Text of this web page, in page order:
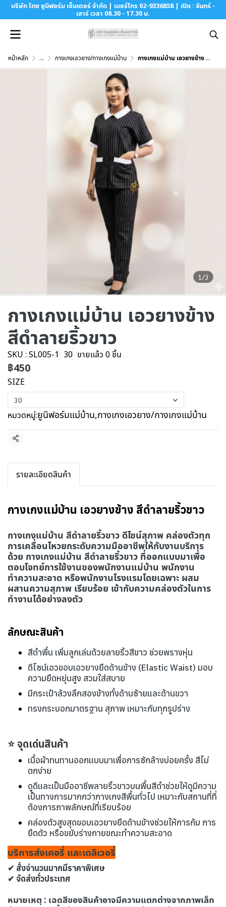
บริษัท ไทย ยูนิฟอร์ม เซ็นเตอร์ จำกัด | เบอร์โทร 02-9336858 | เปิด : จันทร์ -
เสาร์ เวลา 08.30 - 17.30 น.
หน้าหลัก ... กางเกงเอวยาง/กางเกงแม่บ้าน กางเกงแม่บ้าน เอวยางข้าง สีดำลายริ้วขาว
1/3
กางเกงแม่บ้าน เอวยางข้าง
สีดำลายริ้วขาว
SKU : SL005-1 30 ขายแล้ว 0 ชิ้น
฿450
SIZE
30
หมวดหมู่:ยูนิฟอร์มแม่บ้าน,กางเกงเอวยาง/กางเกงแม่บ้าน
แชร์
รายละเอียดสินค้า
กางเกงแม่บ้าน เอวยางข้าง สีดำลายริ้วขาว
กางเกงแม่บ้าน สีดำลายริ้วขาว ดีไซน์สุภาพ คล่องตัวทุก
การเคลื่อนไหวยกระดับความมืออาชีพให้กับงานบริการ
ด้วย กางเกงแม่บ้าน สีดำลายริ้วขาว ที่ออกแบบมาเพื่อ
ตอบโจทย์การใช้งานของพนักงานแม่บ้าน พนักงาน
ทำความสะอาด หรือพนักงานโรงแรมโดยเฉพาะ ผสม
ผสานความสุภาพ เรียบร้อย เข้ากับความคล่องตัวในการ
ทำงานได้อย่างลงตัว
ลักษณะสินค้า
สีดำพื้น เพิ่มลูกเล่นด้วยลายริ้วสีขาว ช่วยพรางหุ่น
ดีไซน์เอวขอบเอวยางยืดด้านข้าง (Elastic Waist) มอบ
ความยืดหยุ่นสูง สวมใส่สบาย
มีกระเป๋าล้วงลึกสองข้างทั้งด้านซ้ายและด้านขวา
ทรงกระบอกมาตรฐาน สุภาพ เหมาะกับทุกรูปร่าง
⭐ จุดเด่นสินค้า
เนื้อผ้าทนทานออกแบบมาเพื่อการซักล้างบ่อยครั้ง สีไม่
ตกง่าย
ดูดีและเป็นมืออาชีพลายริ้วขาวบนพื้นสีดำช่วยให้ดูมีความ
เป็นทางการมากกว่ากางเกงสีพื้นทั่วไป เหมาะกับสถานที่ที่
ต้องการภาพลักษณ์ที่เรียบร้อย
คล่องตัวสูงสุดขอบเอวยางยืดด้านข้างช่วยให้การก้ม การ
ยืดตัว หรือขยับร่างกายขณะทำความสะอาด
บริการส่งเคอรี่ และเดลิเวอรี่
✔ สั่งจำนวนมากมีราคาพิเศษ
✔ จัดส่งทั่วประเทศ
หมายเหตุ : เฉดสีของสินค้าอาจมีความแตกต่างจากภาพเล็ก